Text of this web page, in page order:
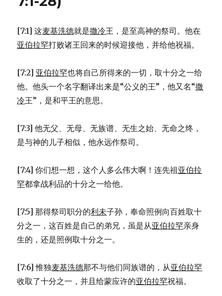
20)
[7:1] 这麦基洗德就是撒冷王，是至高神的祭司。他在
亚伯拉罕打败诸王回来的时候迎接他，并给他祝福。
[7:2] 亚伯拉罕也将自己所得来的一切，取十分之一给
他。他头一个名字翻译出来是“公义的王”，他又名“撒
冷王”，是和平王的意思。
[7:3] 他无父、无母、无族谱、无生之始、无命之终，
是与神的儿子相似，他永远作祭司。
[7:4] 你们想一想，这个人多么伟大啊！连先祖亚伯拉
罕都拿战利品的十分之一给他。
[7:5] 那得祭司职分的利未子孙，奉命照例向百姓取十
分之一，这百姓是自己的弟兄，虽是从亚伯拉罕亲身
生的，还是照例取十分之一。
[7:6] 惟独麦基洗德那不与他们同族谱的，从亚伯拉罕
收取了十分之一，并且给蒙应许的亚伯拉罕祝福。